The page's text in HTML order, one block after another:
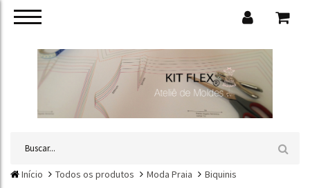
Início Todos os produtos Moda Praia Biquinis